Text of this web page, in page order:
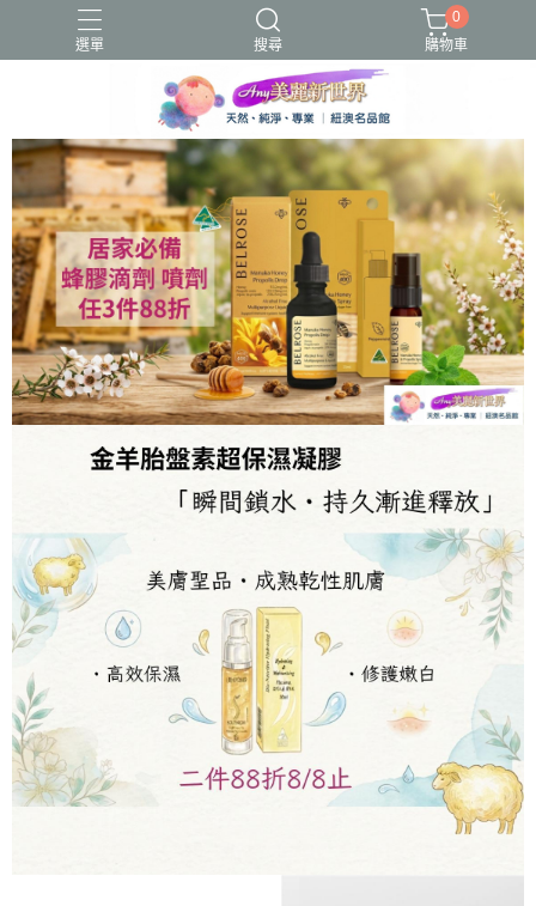
選單 搜尋
圍脖 蜂毒 貝蕾帽 露指
0
購物車